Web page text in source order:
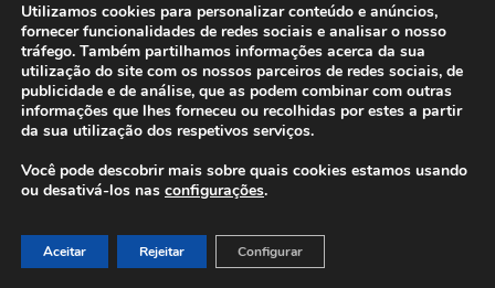
© 2016-2026 - Gonti Contabilidade e Gestão -
Utilizamos cookies para personalizar conteúdo e anúncios,
fornecer funcionalidades de redes sociais e analisar o nosso
tráfego. Também partilhamos informações acerca da sua
utilização do site com os nossos parceiros de redes sociais, de
publicidade e de análise, que as podem combinar com outras
informações que lhes forneceu ou recolhidas por estes a partir
da sua utilização dos respetivos serviços.
Você pode descobrir mais sobre quais cookies estamos usando
ou desativá-los nas configurações.
Aceitar Rejeitar Configurar